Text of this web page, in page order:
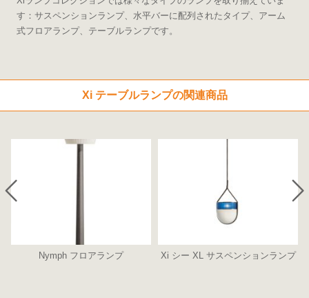
す：サスペンションランプ、水平バーに配列されたタイプ、アーム
式フロアランプ、テーブルランプです。
Xi テーブルランプの関連商品
Nymph フロアランプ Xi シー XL サスペンションランプ